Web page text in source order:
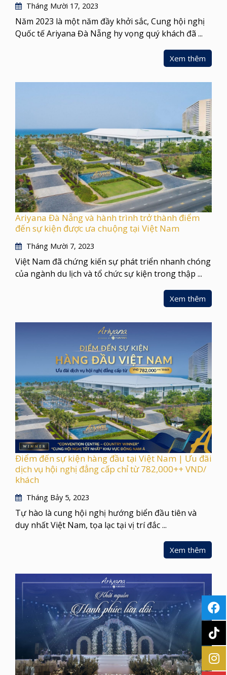
Tháng Mười 17, 2023
Năm 2023 là một năm đầy khởi sắc, Cung hội nghị
Quốc tế Ariyana Đà Nẵng hy vọng quý khách đã ...
Xem thêm
Ariyana Đà Nẵng và hành trình trở thành điểm
đến sự kiện được ưa chuộng tại Việt Nam
Tháng Mười 7, 2023
Việt Nam đã chứng kiến sự phát triển nhanh chóng
của ngành du lịch và tổ chức sự kiện trong thập ...
Xem thêm
Điểm đến sự kiện hàng đầu tại Việt Nam | Ưu đãi
dịch vụ hội nghị đẳng cấp chỉ từ 782,000++ VND/
khách
Tháng Bảy 5, 2023
Tự hào là cung hội nghị hướng biển đầu tiên và
duy nhất Việt Nam, tọa lạc tại vị trí đắc ...
Xem thêm